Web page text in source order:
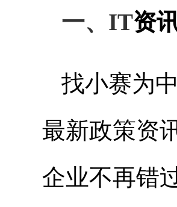
一、IT资
找小赛为
最新政策资
企业不再错